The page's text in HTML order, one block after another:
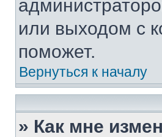
или выходом с
поможет.
Вернуться к началу
» Как мне